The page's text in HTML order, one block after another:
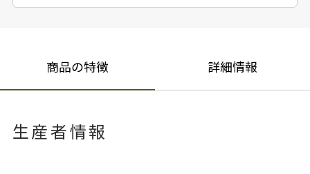
商品の特徴 詳細情報
生産者情報